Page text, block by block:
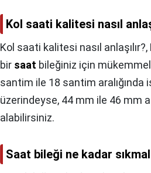
Kol saati kalitesi nasıl
Kol saati kalitesi nasıl anlaşılır?,
bir saat bileğiniz için
santim ile 18 santim
üzerindeyse, 44 mm ile 46 mm
alabilirsiniz.
Saat bileği ne kadar